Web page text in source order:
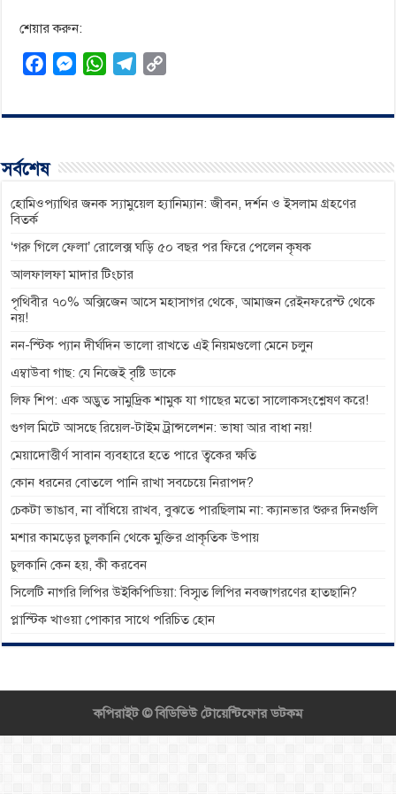
শেয়ার করুন:
o
o
M
n
g
r
W
A
p
r
a
i
n
সর্বশেষ
হোমিওপ্যাথির জনক স্যামুয়েল হ্যানিম্যান: জীবন, দর্শন ও ইসলাম গ্রহণের
বিতর্ক
‘গরু গিলে ফেলা’ রোলেক্স ঘড়ি ৫০ বছর পর ফিরে পেলেন কৃষক
আলফালফা মাদার টিংচার
পৃথিবীর ৭০% অক্সিজেন আসে মহাসাগর থেকে, আমাজন রেইনফরেস্ট থেকে
নয়!
নন-স্টিক প্যান দীর্ঘদিন ভালো রাখতে এই নিয়মগুলো মেনে চলুন
এম্বাউবা গাছ: যে নিজেই বৃষ্টি ডাকে
লিফ শিপ: এক অদ্ভুত সামুদ্রিক শামুক যা গাছের মতো সালোকসংশ্লেষণ করে!
গুগল মিটে আসছে রিয়েল-টাইম ট্রান্সলেশন: ভাষা আর বাধা নয়!
মেয়াদোত্তীর্ণ সাবান ব্যবহারে হতে পারে ত্বকের ক্ষতি
কোন ধরনের বোতলে পানি রাখা সবচেয়ে নিরাপদ?
চেকটা ভাঙাব, না বাঁধিয়ে রাখব, বুঝতে পারছিলাম না: ক্যানভার শুরুর দিনগুলি
মশার কামড়ের চুলকানি থেকে মুক্তির প্রাকৃতিক উপায়
চুলকানি কেন হয়, কী করবেন
সিলেটি নাগরি লিপির উইকিপিডিয়া: বিস্মৃত লিপির নবজাগরণের হাতছানি?
প্লাস্টিক খাওয়া পোকার সাথে পরিচিত হোন
কপিরাইট ©বিডিভিউ টোয়েন্টিফোর ডটকম